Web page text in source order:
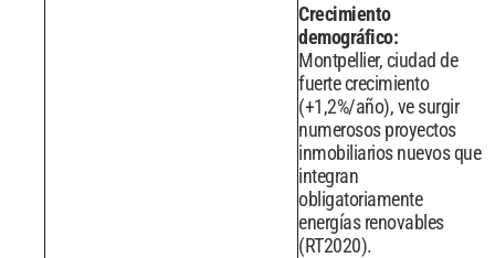
Crecimiento
demográfico:
Montpellier, ciudad de
fuerte crecimiento
(+1,2%/año), ve surgir
numerosos proyectos
inmobiliarios nuevos que
integran
obligatoriamente
energías renovables
(RT2020).